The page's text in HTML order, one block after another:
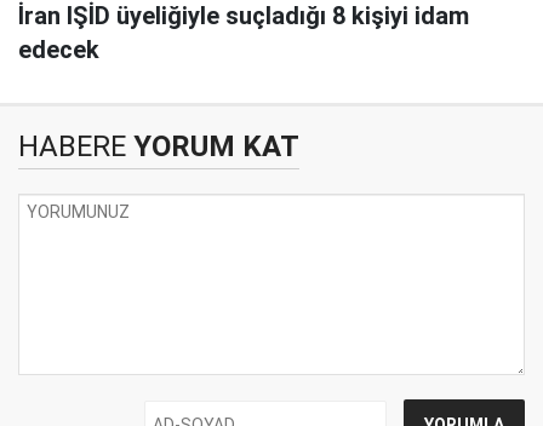
İran IŞİD üyeliğiyle suçladığı 8 kişiyi idam
edecek
HABERE YORUM KAT